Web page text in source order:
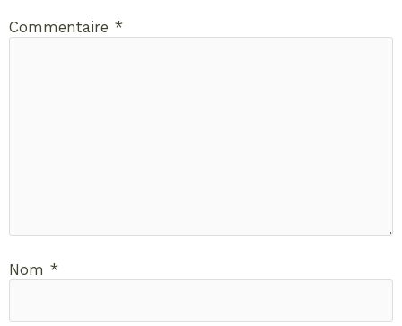
Commentaire *
Nom *